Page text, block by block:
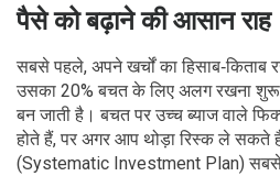
पैसे को बढ़ाने की आसान राह
सबसे पहले, अपने खर्चों का हिसाब‑किताब
उसका 20% बचत के लिए अलग रखना शुरू
बन जाती है। बचत पर उच्च ब्याज वाले
होते हैं, पर अगर आप थोड़ा रिस्क ले
(Systematic Investment Plan) सबसे